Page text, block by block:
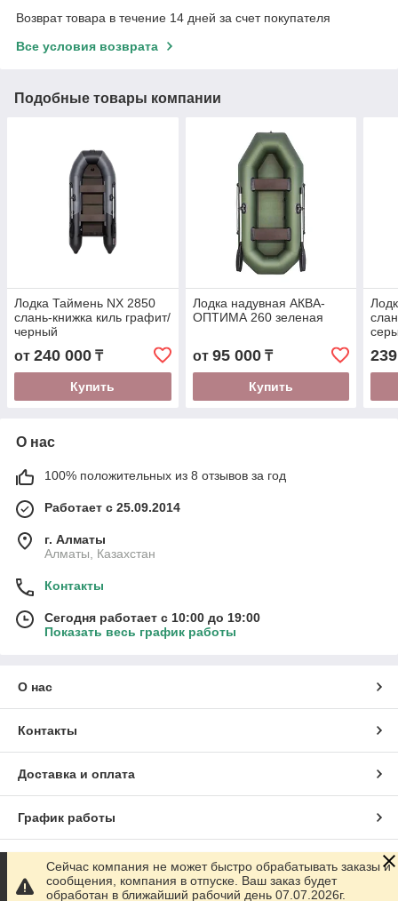
Возврат товара в течение 14 дней за счет покупателя
Все условия возврата
Подобные товары компании
Лодка Таймень NX 2850
слань-книжка киль графит/
черный
от 240 000 ₸
Купить
Лодка надувная АКВА-
ОПТИМА 260 зеленая
от 95 000₸
Купить
О нас
100% положительных из 8 отзывов за год
Работает с 25.09.2014
г. Алматы
Алматы, Казахстан
Контакты
Сегодня работает с 10:00 до 19:00
Показать весь график работы
О нас
Контакты
Доставка и оплата
График работы
Полная версия сайта
Сейчас компания не может быстро обрабатывать заказы и
сообщения, компания в отпуске. Ваш заказ будет
обработан в ближайший рабочий день 07.07.2026г.